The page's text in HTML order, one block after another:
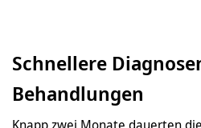
Schnellere
Behandlungen
Knapp zwei Monate dauerten